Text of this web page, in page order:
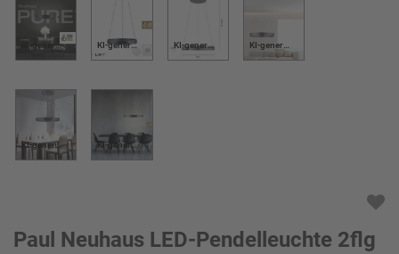
KI-generiert KI-generiert KI-generiert KI-generiert
KI-generiert KI-generiert
Paul Neuhaus LED-Pendelleuchte 2flg